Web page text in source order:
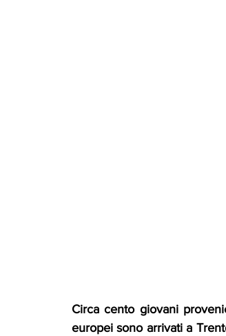
Circa cento giovani
europei sono arrivati a